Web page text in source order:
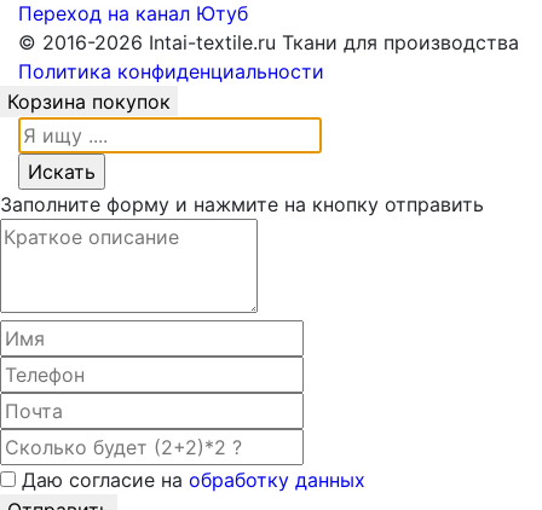
Переход на канал Ютуб
© 2016-2026 Intai-textile.ru Ткани для производства
Политика конфиденциальности
Корзина покупок
Заполните форму и нажмите на кнопку отправить
Даю согласие на обработку данных